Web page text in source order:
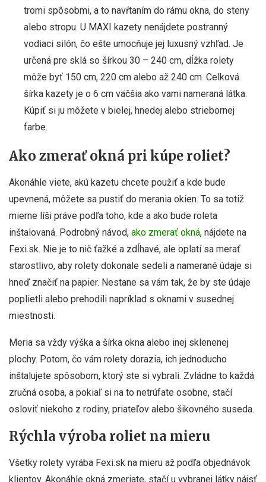
tromi spôsobmi, a to navŕtaním do rámu okna, do steny
alebo stropu. U MAXI kazety nenájdete postranný
vodiaci silón, čo ešte umocňuje jej luxusný vzhľad. Je
určená pre sklá so šírkou 30 – 240 cm, dĺžka rolety
môže byť 150 cm, 220 cm alebo až 240 cm. Celková
šírka kazety je o 6 cm väčšia ako vami nameraná látka.
Kúpiť si ju môžete v bielej, hnedej alebo striebornej
farbe.
Ako zmerať okná pri kúpe roliet?
Akonáhle viete, akú kazetu chcete použiť a kde bude
upevnená, môžete sa pustiť do merania okien. To sa totiž
mierne líši práve podľa toho, kde a ako bude roleta
inštalovaná. Podrobný návod, ako zmerať okná, nájdete na
Fexi.sk. Nie je to nič ťažké a zdĺhavé, ale oplatí sa merať
starostlivo, aby rolety dokonale sedeli a namerané údaje si
hneď značiť na papier. Nestane sa vám tak, že by ste údaje
poplietli alebo prehodili napríklad s oknami v susednej
miestnosti.
Meria sa vždy výška a šírka okna alebo inej sklenenej
plochy. Potom, čo vám rolety dorazia, ich jednoducho
inštalujete spôsobom, ktorý ste si vybrali. Zvládne to každá
zručná osoba, a pokiaľ si na to netrúfate osobne, stačí
osloviť niekoho z rodiny, priateľov alebo šikovného suseda.
Rýchla výroba roliet na mieru
Všetky rolety vyrába Fexi.sk na mieru až podľa objednávok
klientov. Akonáhle okná zmeriate, stačí u vybranej látky nájsť